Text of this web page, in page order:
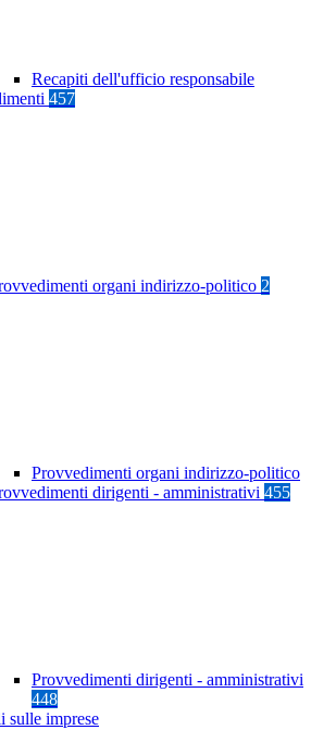
Recapiti dell'ufficio responsabile
457
organi indirizzo-politico 2
Provvedimenti organi indirizzo-politico
dirigenti - amministrativi 455
Provvedimenti dirigenti - amministrativi
448
sulle imprese